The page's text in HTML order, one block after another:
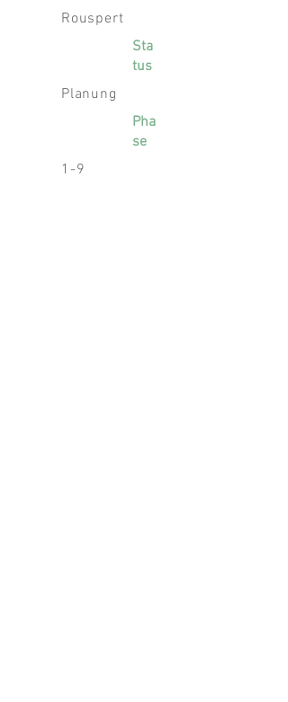
Rouspert
Sta
tus
Planung
Pha
se
1-9